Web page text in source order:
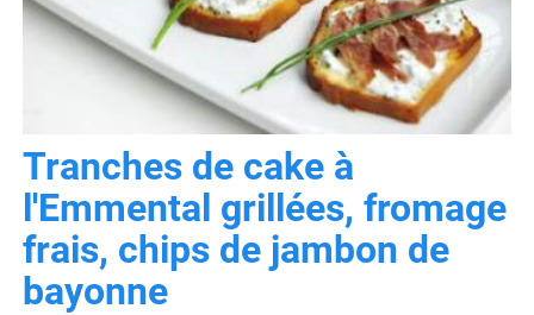
Tranches de cake à
l'Emmental grillées, fromage
frais, chips de jambon de
bayonne